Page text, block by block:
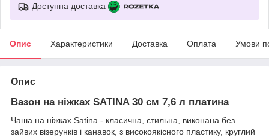
Доступна доставка
Опис Характеристики Доставка Оплата Умови
Опис
Вазон на ніжках SATINA 30 см 7,6 л платина
Чаша на ніжках Satina - класична, стильна, виконана без
зайвих візерунків і канавок, з високоякісного пластику, круглий